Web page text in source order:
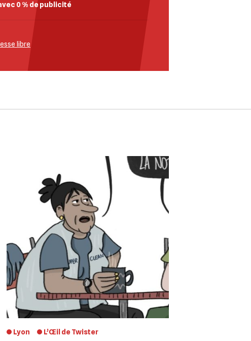
0 % de publicité
libre
Lyon L’Œil de Twister